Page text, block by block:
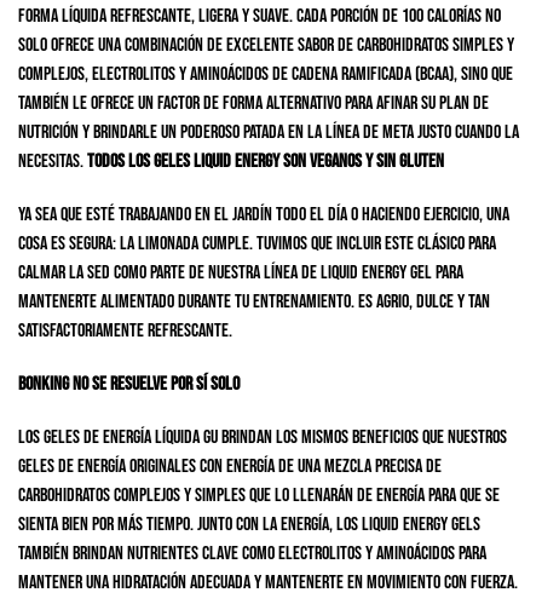
forma líquida refrescante, ligera y suave. Cada porción de 100 calorías no
solo ofrece una combinación de excelente sabor de carbohidratos simples y
complejos, electrolitos y aminoácidos de cadena ramificada (BCAA), sino que
también le ofrece un factor de forma alternativo para afinar su plan de
nutrición y brindarle un poderoso patada en la línea de meta justo cuando la
necesitas.Todos los geles Liquid Energy son veganos y sin gluten
Ya sea que esté trabajando en el jardín todo el día o haciendo ejercicio, una
cosa es segura: la limonada cumple. Tuvimos que incluir este clásico para
calmar la sed como parte de nuestra línea de Liquid Energy Gel para
mantenerte alimentado durante tu entrenamiento. Es agrio, dulce y tan
satisfactoriamente refrescante.
Bonking no se resuelve por sí solo
Los geles de energía líquida GU brindan los mismos beneficios que nuestros
geles de energía originales con energía de una mezcla precisa de
carbohidratos complejos y simples que lo llenarán de energía para que se
sienta bien por más tiempo. Junto con la energía, los Liquid Energy Gels
también brindan nutrientes clave como electrolitos y aminoácidos para
mantener una hidratación adecuada y mantenerte en movimiento con fuerza.